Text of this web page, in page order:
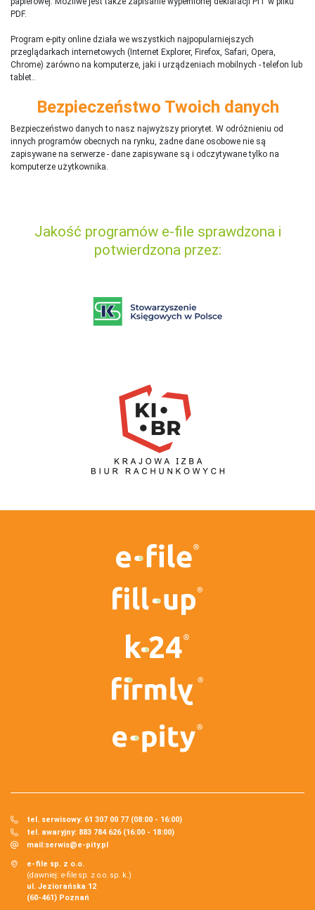
PDF.
Program e-pity online działa we wszystkich najpopularniejszych
przeglądarkach internetowych (Internet Explorer, Firefox, Safari, Opera,
Chrome) zarówno na komputerze, jaki i urządzeniach mobilnych - telefon lub
tablet..
Bezpieczeństwo Twoich danych
Bezpieczeństwo danych to nasz najwyższy priorytet. W odróżnieniu od
innych programów obecnych na rynku, żadne dane osobowe nie są
zapisywane na serwerze - dane zapisywane są i odczytywane tylko na
komputerze użytkownika.
Jakość programów e-file sprawdzona i
potwierdzona przez:
tel. serwisowy: 61 307 00 77 (08:00 - 16:00)
tel. awaryjny: 883 784 626 (16:00 - 18:00)
mail:serwis@e-pity.pl
e-file sp. z o.o.
(dawniej: e-file sp. z o.o. sp. k.)
ul. Jeziorańska 12
(60-461) Poznań